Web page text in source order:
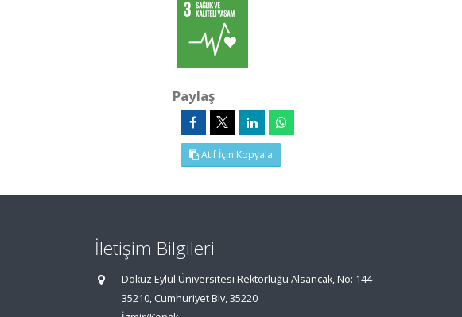
Paylaş
Atıf İçin Kopyala
İletişim Bilgileri
Dokuz Eylül Üniversitesi Rektörlüğü Alsancak, No: 144
35210, Cumhuriyet Blv, 35220